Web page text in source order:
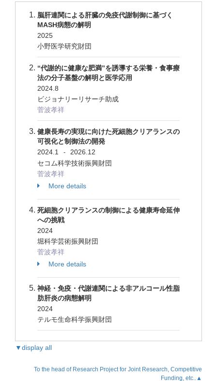
脳肝連関による肝臓の免疫代謝制御に基づく
MASH病態の解明
2025
小野医学研究財団
“代謝的に健康な肥満”を誘導する栄養・食事療
法の分子基盤の解明と医学応用
2024.8
ビジョナリーリサーチ助成
菅波孝祥
健康長寿の実現に向けた死細胞クリアランスの
可視化と制御法の開発
2024.1
-
2026.12
セコム科学技術振興財団
菅波孝祥
More details
死細胞クリアランスの制御による健康寿命延伸
への挑戦
2024
堀科学芸術振興財団
菅波孝祥
More details
神経・免疫・代謝連関による非アルコール性脂
肪肝炎の病態解明
2024
テルモ生命科学振興財団
▼display all
To the head of Research Project for Joint Research, Competitive
Funding, etc..▲